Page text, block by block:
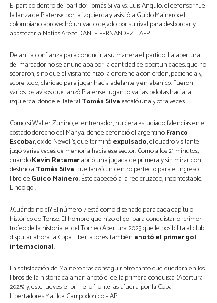
El partido dentro del partido: Tomás Silva vs. Luis Angulo; el defensor fue
la lanza de Platense por la izquierda y asistió a Guido Mainero; el
colombiano aprovechó un vacío dejado por su rival para desbordar y
abastecer a Matías Arezo.DANTE FERNANDEZ – AFP
De ahí la confianza para conducir a su manera el partido. La apertura
del marcador no se anunciaba por la cantidad de oportunidades, que no
sobraron, sino que el visitante hizo la diferencia con orden, paciencia y,
sobre todo, claridad para jugar hacia adelante y en abanico. Fueron
varios los avisos que lanzó Platense, jugando varias pelotas hacia la
izquierda, donde el lateral Tomás Silvaescaló una y otra veces.
Como si Walter Zunino, el entrenador, hubiera estudiado falencias en el
costado derecho del Manya, donde defendió el argentinoFranco
Escobar, ex de Newell’s, que terminóexpulsado, el cuadro visitante
jugó varias veces de memoria hacia ese sector. Como a los 21 minutos,
cuandoKevin Retamarabrió una jugada de primera y sin mirar con
destino a Tomás Silva, que lanzó un centro perfecto para el ingreso
libre de Guido Mainero. Éste cabeceó a la red cruzado, incontestable.
Lindo gol.
¿Cuándo no él? El número 7 está como diseñado para cada capítulo
histórico de Tense. El hombre que hizo el gol para conquistar el primer
trofeo de la historia, el del Torneo Apertura 2025 que le posibilita al club
disputar ahora la Copa Libertadores, también anotó el primer gol
internacional.
La satisfacción de Mainero tras conseguir otro tanto que quedará en los
libros de la historia calamar: anotó el de la primera conquista (Apertura
2025) y, este jueves, el primero fronteras afuera, por la Copa
Libertadores.Matilde Campodonico – AP